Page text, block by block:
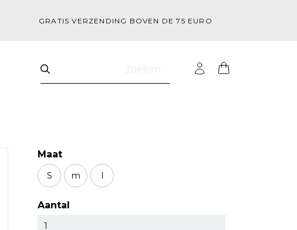
GRATIS VERZENDING BOVEN DE 75 EURO
Maat
S m l
Aantal